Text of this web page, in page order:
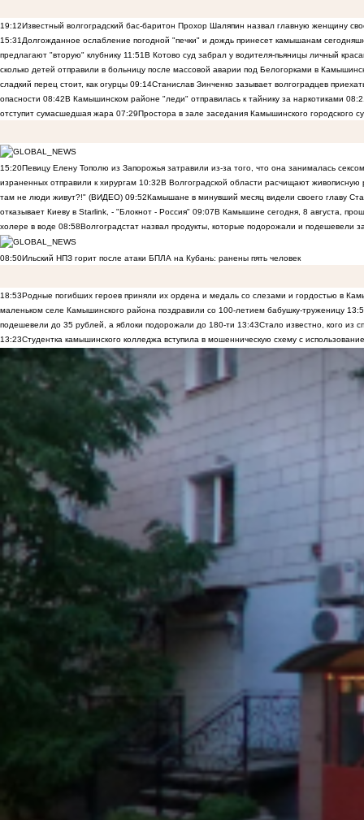
19:12Известный волгоградский бас-баритон Прохор Шаляпин назвал главную женщину
15:31 Долгожданное ослабление погодной "печки" и дождь принесет камышанам
предлагают "вторую" клубнику 11:51В Котово суд забрал у водителя-пьяницы личный
сколько детей отправили в больницу после массовой аварии под Белогорками в
сладкий перец стоит, как огурцы 09:14Станислав Зинченко зазывает волгоградцев
опасности 08:42В Камышинском районе "леди" отправилась к тайнику за наркотиками
отступит сумасшедшая жара 07:29Простора в зале заседания Камышинского городского
15:20Певицу Елену Тополю из Запорожья затравили из-за того, что она занималась
израненных отправили к хирургам 10:32В Волгоградской области расчищают
там не люди живут?!" (ВИДЕО) 09:52Камышане в минувший месяц видели своего главу
отказывает Киеву в Starlink, - "Блокнот - Россия" 09:07В Камышине сегодня, 8 августа,
холере в воде 08:58Волгоградстат назвал продукты, которые подорожали и подешевели
08:50Ильский НПЗ горит после атаки БПЛА на Кубань: ранены пять человек
18:53Родные погибших героев приняли их ордена и медаль со слезами и гордостью в
маленьком селе Камышинского района поздравили со 100-летием бабушку-труженицу
подешевели до 35 рублей, а яблоки подорожали до 180-ти 13:43Стало известно, кого из
13:23Студентка камышинского колледжа вступила в мошенническую схему с